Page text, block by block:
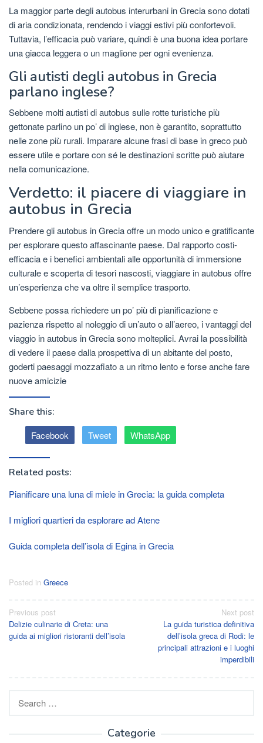
La maggior parte degli autobus interurbani in Grecia sono dotati
di aria condizionata, rendendo i viaggi estivi più confortevoli.
Tuttavia, l’efficacia può variare, quindi è una buona idea portare
una giacca leggera o un maglione per ogni evenienza.
Gli autisti degli autobus in Grecia
parlano inglese?
Sebbene molti autisti di autobus sulle rotte turistiche più
gettonate parlino un po’ di inglese, non è garantito, soprattutto
nelle zone più rurali. Imparare alcune frasi di base in greco può
essere utile e portare con sé le destinazioni scritte può aiutare
nella comunicazione.
Verdetto: il piacere di viaggiare in
autobus in Grecia
Prendere gli autobus in Grecia offre un modo unico e gratificante
per esplorare questo affascinante paese. Dal rapporto costi-
efficacia e i benefici ambientali alle opportunità di immersione
culturale e scoperta di tesori nascosti, viaggiare in autobus offre
un’esperienza che va oltre il semplice trasporto.
Sebbene possa richiedere un po’ più di pianificazione e
pazienza rispetto al noleggio di un’auto o all’aereo, i vantaggi del
viaggio in autobus in Grecia sono molteplici. Avrai la possibilità
di vedere il paese dalla prospettiva di un abitante del posto,
goderti paesaggi mozzafiato a un ritmo lento e forse anche fare
nuove amicizie
Share this:
Facebook Tweet WhatsApp
Related posts:
Pianificare una luna di miele in Grecia: la guida completa
I migliori quartieri da esplorare ad Atene
Guida completa dell’isola di Egina in Grecia
Posted in Greece
Post
navigation
Previous post
Delizie culinarie di Creta: una
guida ai migliori ristoranti dell’isola
Next post
La guida turistica definitiva
dell’isola greca di Rodi: le
principali attrazioni e i luoghi
imperdibili
Categorie